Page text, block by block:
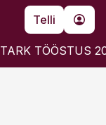
Telli
TARK TÖÖSTUS